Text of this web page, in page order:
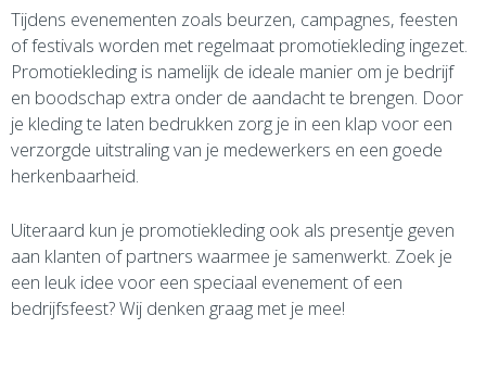
Tijdens evenementen zoals beurzen, campagnes, feesten
of festivals worden met regelmaat promotiekleding ingezet.
Promotiekleding is namelijk de ideale manier om je bedrijf
en boodschap extra onder de aandacht te brengen. Door
je kleding te laten bedrukken zorg je in een klap voor een
verzorgde uitstraling van je medewerkers en een goede
herkenbaarheid.
Uiteraard kun je promotiekleding ook als presentje geven
aan klanten of partners waarmee je samenwerkt. Zoek je
een leuk idee voor een speciaal evenement of een
bedrijfsfeest? Wij denken graag met je mee!